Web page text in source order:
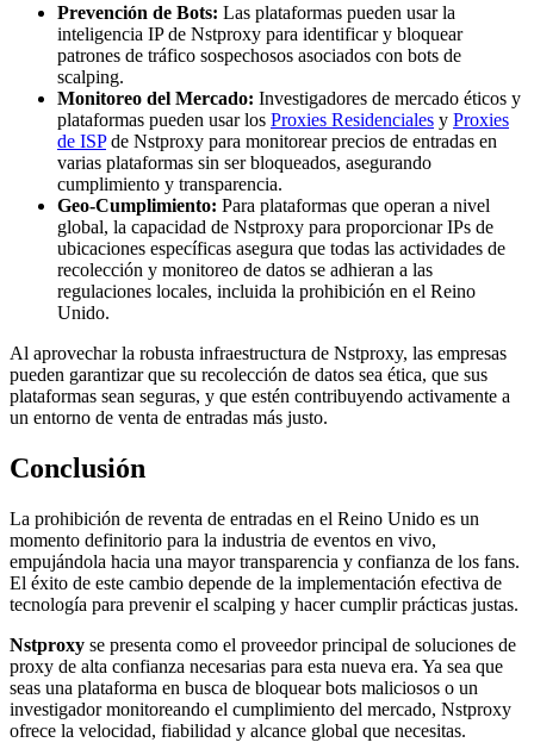
Prevención de Bots: Las plataformas pueden usar la
inteligencia IP de Nstproxy para identificar y bloquear
patrones de tráfico sospechosos asociados con bots de
scalping.
Monitoreo del Mercado: Investigadores de mercado éticos y
plataformas pueden usar los Proxies Residenciales y Proxies
de ISPde Nstproxy para monitorear precios de entradas en
varias plataformas sin ser bloqueados, asegurando
cumplimiento y transparencia.
Geo-Cumplimiento: Para plataformas que operan a nivel
global, la capacidad de Nstproxy para proporcionar IPs de
ubicaciones específicas asegura que todas las actividades de
recolección y monitoreo de datos se adhieran a las
regulaciones locales, incluida la prohibición en el Reino
Unido.
Al aprovechar la robusta infraestructura de Nstproxy, las empresas
pueden garantizar que su recolección de datos sea ética, que sus
plataformas sean seguras, y que estén contribuyendo activamente a
un entorno de venta de entradas más justo.
Conclusión
La prohibición de reventa de entradas en el Reino Unido es un
momento definitorio para la industria de eventos en vivo,
empujándola hacia una mayor transparencia y confianza de los fans.
El éxito de este cambio depende de la implementación efectiva de
tecnología para prevenir el scalping y hacer cumplir prácticas justas.
Nstproxy se presenta como el proveedor principal de soluciones de
proxy de alta confianza necesarias para esta nueva era. Ya sea que
seas una plataforma en busca de bloquear bots maliciosos o un
investigador monitoreando el cumplimiento del mercado, Nstproxy
ofrece la velocidad, fiabilidad y alcance global que necesitas.